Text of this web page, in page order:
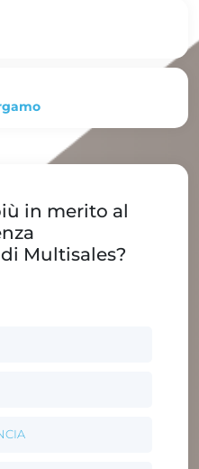
in merito al
Multisales?